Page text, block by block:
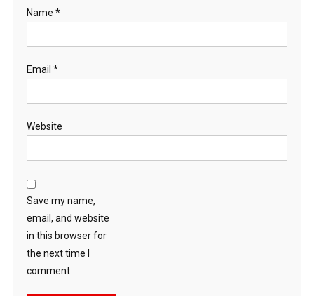
Name *
Email *
Website
Save my name,
email, and website
in this browser for
the next time I
comment.